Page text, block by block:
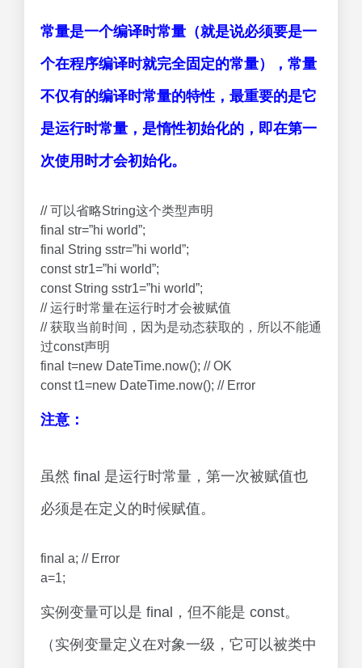
常量是一个编译时常量（就是说必须要是一
个在程序编译时就完全固定的常量），常量
不仅有的编译时常量的特性，最重要的是它
是运行时常量，是惰性初始化的，即在第一
次使用时才会初始化。
// 可以省略String这个类型声明
final str=”hi world”;
final String sstr=”hi world”;
const str1=”hi world”;
const String sstr1=”hi world”;
// 运行时常量在运行时才会被赋值
// 获取当前时间，因为是动态获取的，所以不能通
过const声明
final t=new DateTime.now(); // OK
const t1=new DateTime.now(); // Error
注意：
虽然 final 是运行时常量，第一次被赋值也
必须是在定义的时候赋值。
final a; // Error
a=1;
实例变量可以是 final，但不能是 const。
（实例变量定义在对象一级，它可以被类中